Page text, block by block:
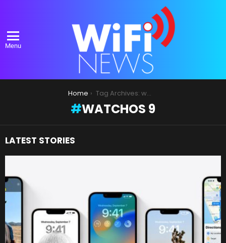
Menu
Home Tag Archives: watchOS 9
WATCHOS 9
LATEST STORIES